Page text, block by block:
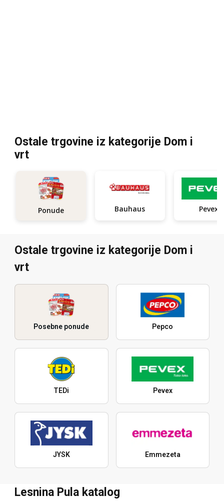
Ostale trgovine iz kategorije Dom i
vrt
Ponude Bauhaus Pevex
Ostale trgovine iz kategorije Dom i
vrt
Posebne ponude Pepco
TEDi Pevex
JYSK Emmezeta
Lesnina Pula katalog